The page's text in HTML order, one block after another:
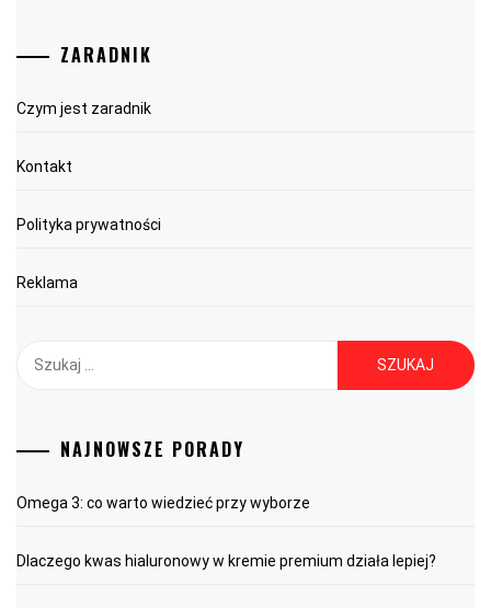
ZARADNIK
Czym jest zaradnik
Kontakt
Polityka prywatności
Reklama
NAJNOWSZE PORADY
Omega 3: co warto wiedzieć przy wyborze
Dlaczego kwas hialuronowy w kremie premium działa lepiej?